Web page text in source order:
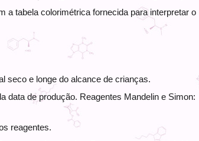
a tabela colorimétrica fornecida para interpretar o
seco e longe do alcance de crianças.
data de produção. Reagentes Mandelin e Simon:
reagentes.